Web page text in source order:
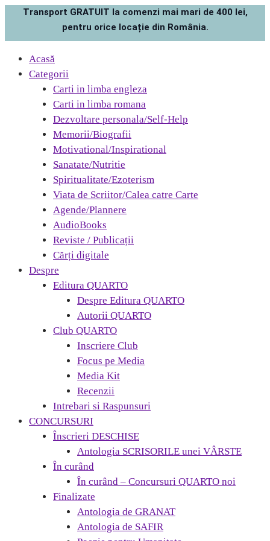
Transport GRATUIT la comenzi mai mari de 400 lei,
pentru orice locație din România.
Acasă
Categorii
Carti in limba engleza
Carti in limba romana
Dezvoltare personala/Self-Help
Memorii/Biografii
Motivational/Inspirational
Sanatate/Nutritie
Spiritualitate/Ezoterism
Viata de Scriitor/Calea catre Carte
Agende/Plannere
AudioBooks
Reviste / Publicații
Cărți digitale
Despre
Editura QUARTO
Despre Editura QUARTO
Autorii QUARTO
Club QUARTO
Inscriere Club
Focus pe Media
Media Kit
Recenzii
Intrebari si Raspunsuri
CONCURSURI
Înscrieri DESCHISE
Antologia SCRISORILE unei VÂRSTE
În curând
În curând – Concursuri QUARTO noi
Finalizate
Antologia de GRANAT
Antologia de SAFIR